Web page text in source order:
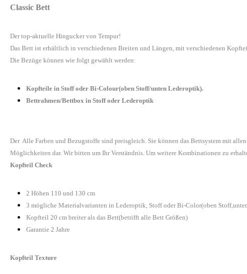
Classic Bett
Der top-aktuelle Hingucker von Tempur!
Das Bett ist erhältlich in verschiedenen Breiten und Längen, mit verschiedenen
Die Bezüge können wie folgt gewählt werden:
Kopfteile in Stoff oder Bi-Colour(oben Stoff/unten Lederoptik).
Bettrahmen/Bettbox in Stoff oder Lederoptik
Der Alle Farben und Bezugstoffe sind preisgleich. Sie können das Bettsystem mit
Möglichkeiten dar. Wir bitten um Ihr Verständnis. Um weitere Kombinationen zu
Kopfteil Check
2 Höhen 110 und 130 cm
3 mögliche Materialvarianten in Lederoptik, Stoff oder Bi-Color(oben
Kopfteil 20 cm breiter als das Bett(betrifft alle Bett Größen)
Garantie 2 Jahre
Kopfteil Texture